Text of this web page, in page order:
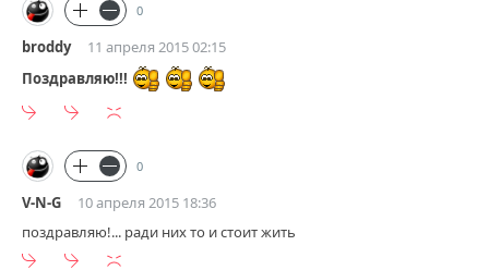
0
broddy
11 апреля 2015 02:15
Поздравляю!!!
0
V-N-G
10 апреля 2015 18:36
поздравляю!... ради них то и стоит жить